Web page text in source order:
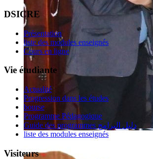
DSICRE
Présentation
liste des modules enseignés
Cours en ligne
Vie étudiante
Actualité
Progression dans les études
bourse
Programme Pédagogique
Guide des programmes دليل البرامج
liste des modules enseignés
Visiteurs